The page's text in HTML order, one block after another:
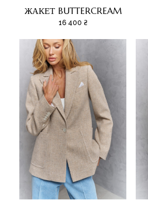
ЖАКЕТ BUTTERCREAM
16 400 ₴